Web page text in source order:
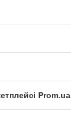
Prom.ua